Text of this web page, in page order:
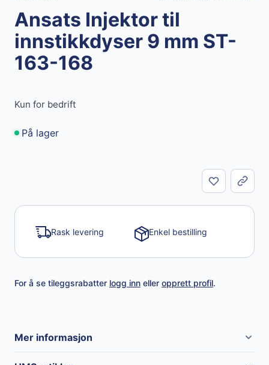
Ansats Injektor til
innstikkdyser 9 mm ST-
163-168
Kun for bedrift
På lager
Del
Rask levering Enkel bestilling
For å se tileggsrabatter logg inn eller opprett profil.
Mer informasjon